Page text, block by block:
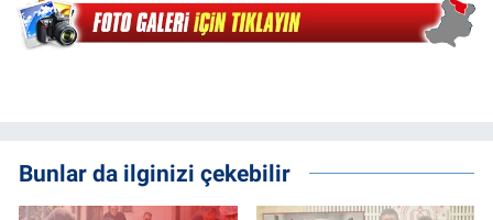
Bunlar da ilginizi çekebilir